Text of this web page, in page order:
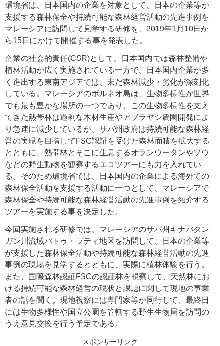
環境省は、日本国内の企業を対象として、日本の企業等が
支援する森林保全や持続可能な森林経営活動の先進事例を
マレーシアに訪問して見学する研修を、2019年1月10日か
ら15日にかけて開催する事を発表した。
企業の社会的責任(CSR)として、日本国内では森林整備や
植林活動が広く実施されている一方で、日本国内企業が多
く進出する東南アジアでは、未だ森林減少・劣化が深刻化
している。マレーシアのボルネオ島は、生物多様性が世界
でも最も豊かな場所の一つであり、この生物多様性を支え
てきた熱帯林は過剰な木材生産やアブラヤシ農園開発によ
り急速に減少しているが、サバ州政府は持続可能な森林経
営の実現を目指してFSC認証を受けた森林面積を拡大する
とともに、熱帯林とそこに生息するオランウータンやゾウ
などの野生動物を観察するエコツアーにも力を入れてい
る。そのため環境省では、日本国内の企業による海外での
森林保全活動を支援する活動に一つとして、マレーシアで
森林保全や持続可能な森林経営活動の先進事例を紹介する
ツアーを実施する事を決定した。
今回実施される研修では、マレーシアのサバ州キナバタン
ガン川流域バトゥ・プティ地区を訪問して、日本の企業等
が支援した森林保全活動や持続可能な森林経営活動の先進
事例の現場を見学するとともに、実際に植林体験を行う。
また、国際森林認証FSCの認証林を視察して、天然林にお
ける持続可能な森林経営の現状と課題に関して現地の事業
者の話を聞く。現地視察には専門家等が同行して、最終日
には生物多様性や国立公園を管轄する野生生物局を訪問の
うえ意見交換を行う予定である。
スポンサーリンク